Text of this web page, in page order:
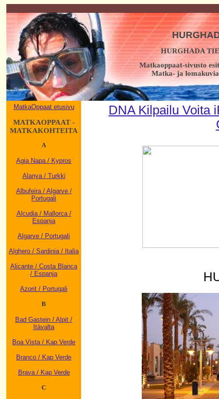
HURGHADA
Matkaoppaat-sivusto
Matka- ja
MatkaOppaat etusivu
MATKAOPPAAT -
MATKAKOHTEITA
A
Agia Napa / Kypros
Alanya / Turkki
Albufeira / Algarve /
Portugali
Alcudia / Mallorca /
Espanja
Algarve / Portugali
Alghero / Sardinia / Italia
Alicante / Costa Blanca
/ Espanja
Azorit / Portugali
B
Bad Gastein / Alpit /
Itävalta
Boa Vista / Kap Verde
Branco / Kap Verde
Brava / Kap Verde
C
DNA Kilpailu Voita